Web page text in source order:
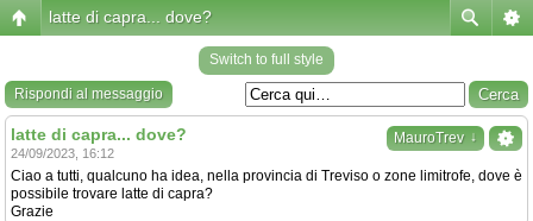
latte di capra... dove?
Switch to full style
Rispondi al messaggio
MauroTrev ↓
latte di capra... dove?
24/09/2023, 16:12
Ciao a tutti, qualcuno ha idea, nella provincia di Treviso o zone limitrofe, dove è
possibile trovare latte di capra?
Grazie